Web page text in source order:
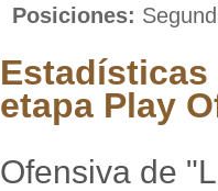
Posiciones:
etapa Play
Ofensiva de